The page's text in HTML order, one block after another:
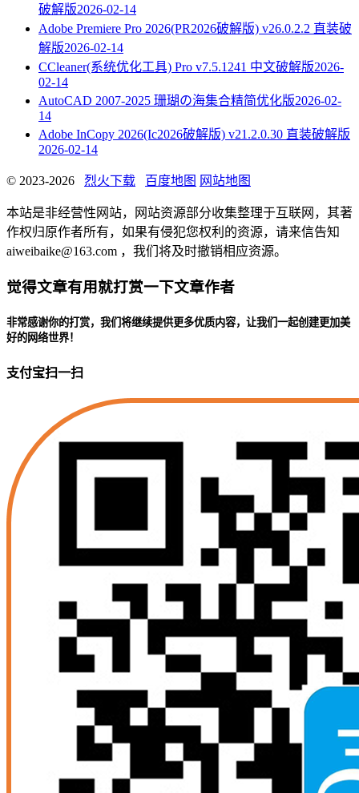
破解版2026-02-14
Adobe Premiere Pro 2026(PR2026破解版) v26.0.2.2 直装破
解版2026-02-14
CCleaner(系统优化工具) Pro v7.5.1241 中文破解版2026-
02-14
AutoCAD 2007-2025 珊瑚の海集合精简优化版2026-02-
14
Adobe InCopy 2026(Ic2026破解版) v21.2.0.30 直装破解版
2026-02-14
© 2023-2026 烈火下载 百度地图 网站地图
本站是非经营性网站，网站资源部分收集整理于互联网，其著
作权归原作者所有，如果有侵犯您权利的资源，请来信告知
aiweibaike@163.com ，我们将及时撤销相应资源。
觉得文章有用就打赏一下文章作者
非常感谢你的打赏，我们将继续提供更多优质内容，让我们一起创建更加美
好的网络世界！
支付宝扫一扫